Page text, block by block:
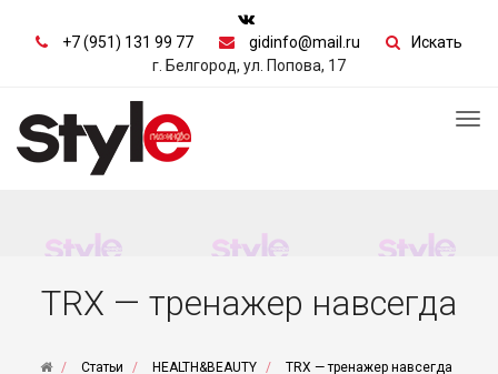
+7 (951) 131 99 77 gidinfo@mail.ru
Искать
г. Белгород, ул. Попова, 17
TRX — тренажер навсегда
Статьи HEALTH&BEAUTY TRX — тренажер навсегда